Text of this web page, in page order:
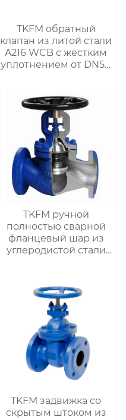
TKFM обратный
клапан из литой стали
A216 WCB с жестким
уплотнением от DN50
TKFM ручной
полностью сварной
фланцевый шар из
углеродистой стали
TKFM задвижка со
скрытым штоком из